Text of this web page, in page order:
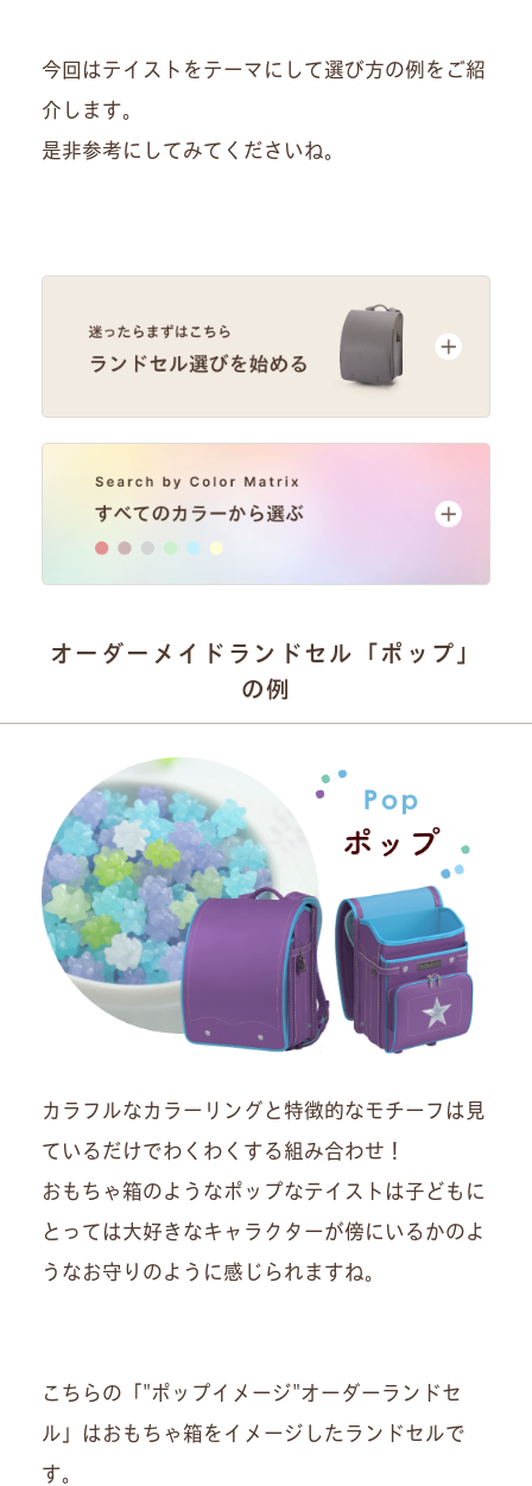
今回はテイストをテーマにして選び方の例をご紹
介します。
是非参考にしてみてくださいね。
オーダーメイドランドセル「ポップ」
の例
カラフルなカラーリングと特徴的なモチーフは見
ているだけでわくわくする組み合わせ！
おもちゃ箱のようなポップなテイストは子どもに
とっては大好きなキャラクターが傍にいるかのよ
うなお守りのように感じられますね。
こちらの「"ポップイメージ"オーダーランドセ
ル」はおもちゃ箱をイメージしたランドセルで
す。